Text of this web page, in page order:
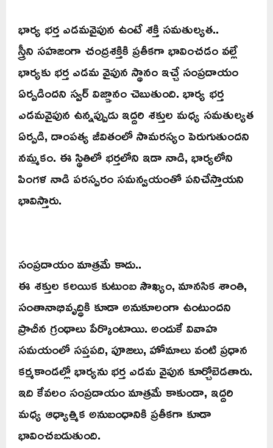
భార్య భర్త ఎడమవైపున ఉంటే శక్తి సమతుల్యత..
స్త్రీని సహజంగా చంద్రశక్తికి ప్రతీకగా భావించడం వల్లే
భార్యకు భర్త ఎడమ వైపున స్థానం ఇచ్చే సంప్రదాయం
ఏర్పడిందని స్వర్ విజ్ఞానం చెబుతుంది. భార్య భర్త
ఎడమవైపున ఉన్నప్పుడు ఇద్దరి శక్తుల మధ్య సమతుల్యత
ఏర్పడి, దాంపత్య జీవితంలో సామరస్యం పెరుగుతుందని
నమ్మకం. ఈ స్థితిలో భర్తలోని ఇడా నాడి, భార్యలోని
పింగళ నాడి పరస్పరం సమన్వయంతో పనిచేస్తాయని
భావిస్తారు.
సంప్రదాయం మాత్రమే కాదు..
ఈ శక్తుల కలయిక కుటుంబ సౌఖ్యం, మానసిక శాంతి,
సంతానాభివృద్ధికి కూడా అనుకూలంగా ఉంటుందని
ప్రాచీన గ్రంథాలు పేర్కొంటాయి. అందుకే వివాహ
సమయంలో సప్తపది, పూజలు, హోమాలు వంటి ప్రధాన
కర్మకాండల్లో భార్యను భర్త ఎడమ వైపున కూర్చోబెడతారు.
ఇది కేవలం సంప్రదాయం మాత్రమే కాకుండా, ఇద్దరి
మధ్య ఆధ్యాత్మిక అనుబంధానికి ప్రతీకగా కూడా
భావించబడుతుంది.